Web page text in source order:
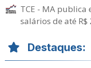
TCE - MA
salários de até R$
Destaques: